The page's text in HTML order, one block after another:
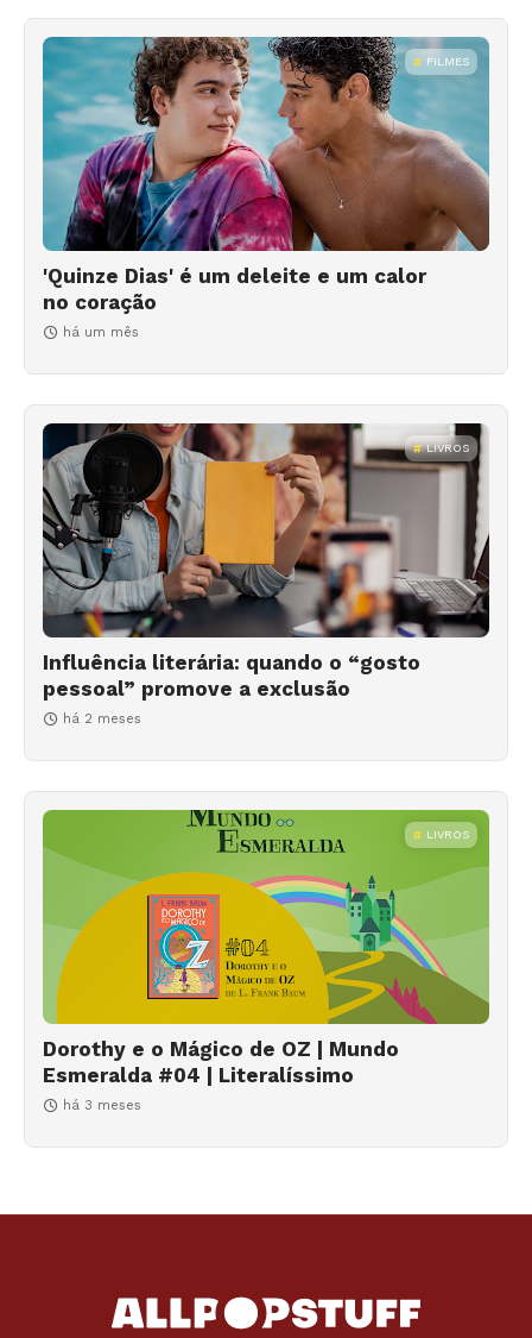
FILMES
'Quinze Dias' é um deleite e um calor
no coração
há um mês
LIVROS
Influência literária: quando o “gosto
pessoal” promove a exclusão
há 2 meses
LIVROS
Dorothy e o Mágico de OZ | Mundo
Esmeralda #04 | Literalíssimo
há 3 meses